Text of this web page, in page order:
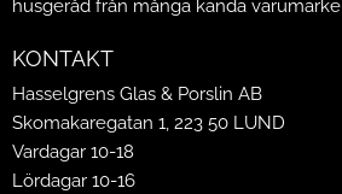
husgeråd från många kända
KONTAKT
Hasselgrens Glas & Porslin AB
Skomakaregatan 1, 223 50 LUND
Vardagar 10-18
Lördagar 10-16